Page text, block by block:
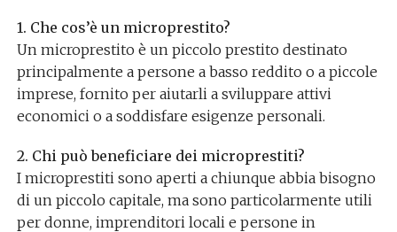
1. Che cos’è un microprestito?
Un microprestito è un piccolo prestito destinato
principalmente a persone a basso reddito o a piccole
imprese, fornito per aiutarli a sviluppare attivi
economici o a soddisfare esigenze personali.
2. Chi può beneficiare dei microprestiti?
I microprestiti sono aperti a chiunque abbia bisogno
di un piccolo capitale, ma sono particolarmente utili
per donne, imprenditori locali e persone in